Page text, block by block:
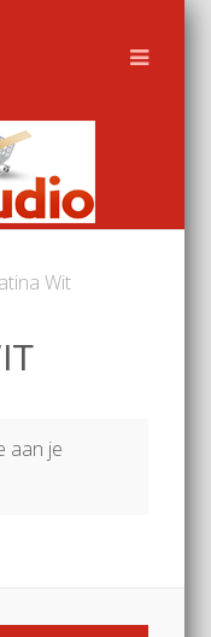
Wit
aan je